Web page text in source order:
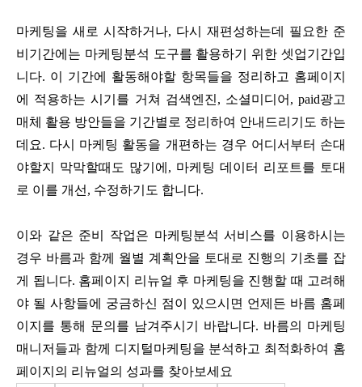
마케팅을 새로 시작하거나, 다시 재편성하는데 필요한 준
비기간에는 마케팅분석 도구를 활용하기 위한 셋업기간입
니다. 이 기간에 활동해야할 항목들을 정리하고 홈페이지
에 적용하는 시기를 거쳐 검색엔진, 소셜미디어, paid광고
매체 활용 방안들을 기간별로 정리하여 안내드리기도 하는
데요. 다시 마케팅 활동을 개편하는 경우 어디서부터 손대
야할지 막막할때도 많기에, 마케팅 데이터 리포트를 토대
로 이를 개선, 수정하기도 합니다.
이와 같은 준비 작업은 마케팅분석 서비스를 이용하시는
경우 바름과 함께 월별 계획안을 토대로 진행의 기초를 잡
게 됩니다. 홈페이지 리뉴얼 후 마케팅을 진행할 때 고려해
야 될 사항들에 궁금하신 점이 있으시면 언제든 바름 홈페
이지를 통해 문의를 남겨주시기 바랍니다. 바름의 마케팅
매니저들과 함께 디지털마케팅을 분석하고 최적화하여 홈
페이지의 리뉴얼의 성과를 찾아보세요